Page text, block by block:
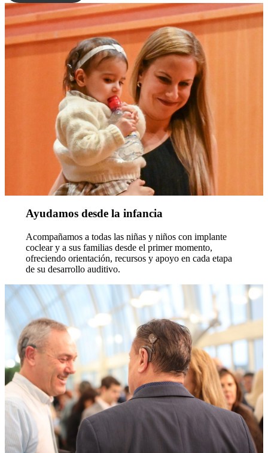
Ayudamos desde la infancia
Acompañamos a todas las niñas y niños con implante
coclear y a sus familias desde el primer momento,
ofreciendo orientación, recursos y apoyo en cada etapa
de su desarrollo auditivo.